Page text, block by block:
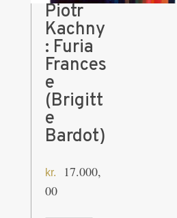
Piotr
Kachny
: Furia
Frances
e
(Brigitt
e
Bardot)
kr.
17.000,
00